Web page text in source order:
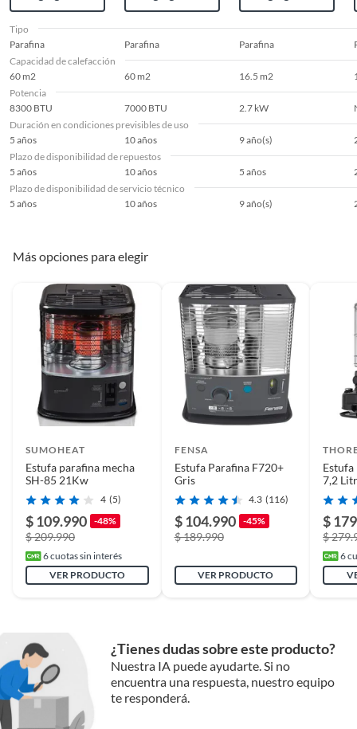
Alto 47.5
Ancho
Cuenta con ruedas No
Temporizador No
Consumo energético
(kWh)
No aplica
Duración en
condiciones
5 años
Plazo de
disponibilidad de
repuestos
5 años
Plazo de
disponibilidad de
5 años
Cantidad de paquetes 1
Tipo
Parafina
Parafina Parafina
Capacidad de calefacción
60 m2
60 m2 16.5 m2
Potencia
8300 BTU
7000 BTU 2.7 kW
Duración en condiciones previsibles de uso
5 años
10 años 9 año(s)
Plazo de disponibilidad de repuestos
5 años
10 años 5 años
Plazo de disponibilidad de servicio técnico
5 años
10 años 9 año(s)
Más opciones para elegir
SUMOHEAT
Estufa parafina mecha
SH-85 21Kw
4 (5)
$ 109.990 -48%
$ 209.990
6cuotas sin interés
VER PRODUCTO
FENSA
Estufa Parafina F720+
Gris
4.3 (116)
$ 104.990 -45%
$ 189.990
VER PRODUCTO
7,2
KW
$
$
6
¿Tienes dudas sobre este producto?
Nuestra IA puede ayudarte. Si no
encuentra una respuesta, nuestro equipo
te responderá.